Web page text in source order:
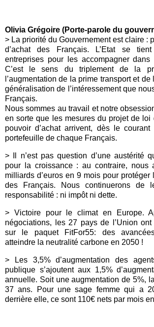
Olivia Grégoire (Porte-parole du
> La priorité du Gouvernement est claire :
d’achat des Français. L’Etat se
entreprises pour les accompagner dans
C’est le sens du triplement de la
l’augmentation de la prime transport et
généralisation de l’intéressement que
Français.
Nous sommes au travail et notre
en sorte que les mesures du projet de loi
pouvoir d’achat arrivent, dès le
portefeuille de chaque Français.
> Il n’est pas question d’une austérité
pour la croissance : au contraire, nous
milliards d’euros en 9 mois pour protéger
des Français. Nous continuerons de
responsabilité : ni impôt ni dette.
> Victoire pour le climat en Europe.
négociations, les 27 pays de l’Union
sur le paquet
FitFor55: des
atteindre la neutralité carbone en 2050 !
>
Les 3,5% d’augmentation des
publique s’ajoutent aux 1,5%
annuelle. Soit une augmentation de 5%,
37 ans. Pour une sage femme qui a
derrière elle, ce sont 110€ nets par mois